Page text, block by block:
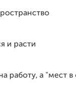
и расти
работу, а "мест в